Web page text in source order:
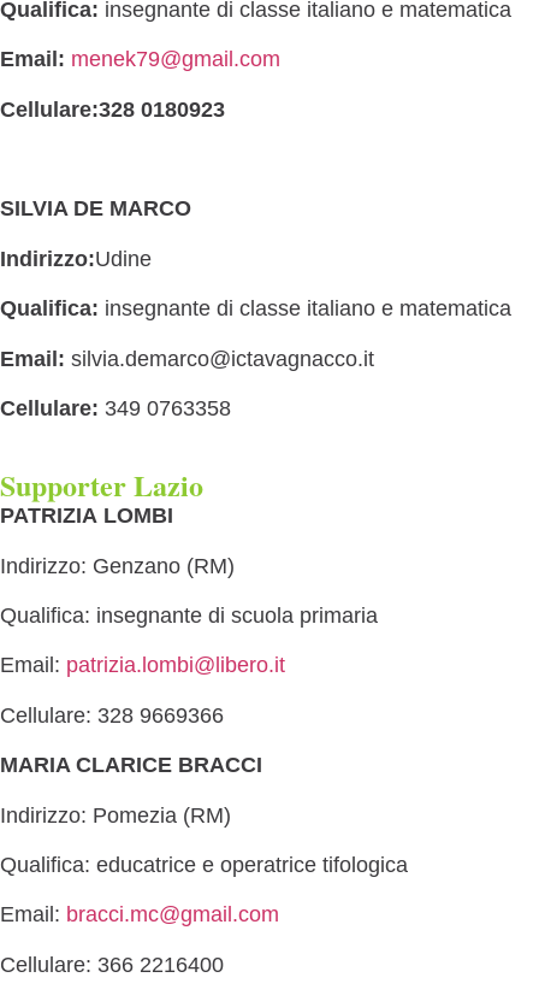
Qualifica: insegnante di classe italiano e matematica
Email: menek79@gmail.com
Cellulare:328 0180923
SILVIA DE MARCO
Indirizzo:Udine
Qualifica: insegnante di classe italiano e matematica
Email: silvia.demarco@ictavagnacco.it
Cellulare: 349 0763358
Supporter Lazio
PATRIZIA LOMBI
Indirizzo: Genzano (RM)
Qualifica: insegnante di scuola primaria
Email: patrizia.lombi@libero.it
Cellulare: 328 9669366
MARIA CLARICE BRACCI
Indirizzo: Pomezia (RM)
Qualifica: educatrice e operatrice tifologica
Email: bracci.mc@gmail.com
Cellulare: 366 2216400